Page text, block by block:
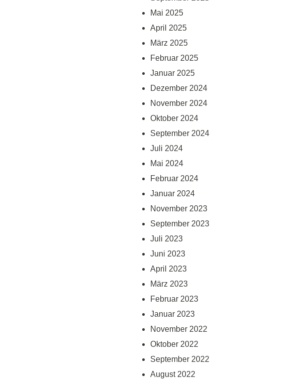
Mai 2025
April 2025
März 2025
Februar 2025
Januar 2025
Dezember 2024
November 2024
Oktober 2024
September 2024
Juli 2024
Mai 2024
Februar 2024
Januar 2024
November 2023
September 2023
Juli 2023
Juni 2023
April 2023
März 2023
Februar 2023
Januar 2023
November 2022
Oktober 2022
September 2022
August 2022